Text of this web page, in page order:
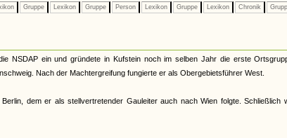
Gruppe Lexikon Gruppe Person Lexikon Gruppe Lexikon Chronik
NSDAP ein und gründete in Kufstein noch im selben Jahr die erste
Nach der Machtergreifung fungierte er als Obergebietsführer West.
dem er als stellvertretender Gauleiter auch nach Wien folgte. Schließlich